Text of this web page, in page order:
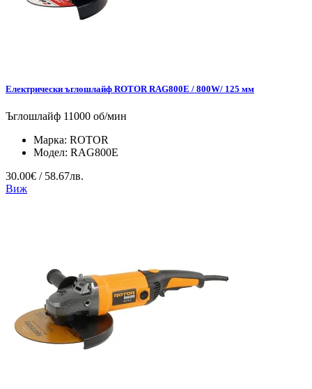
Електрически ъглошлайф ROTOR RAG800Е / 800W/ 125 мм
Ъглошлайф 11000 об/мин
Марка: ROTOR
Модел: RAG800Е
30.00€ / 58.67лв.
Виж